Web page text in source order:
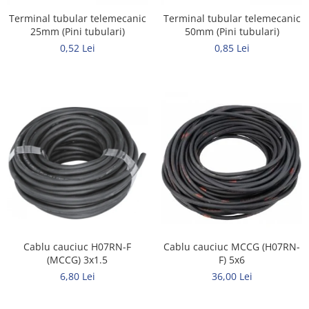
Metalice
Policarbonat
Senzori
Ventilatoare
Terminal tubular telemecanic
25mm (Pini tubulari)
0,52 Lei
Terminal tubular telemecanic
50mm (Pini tubulari)
0,85 Lei
Cablu cauciuc H07RN-F
(MCCG) 3x1.5
6,80 Lei
Cablu cauciuc MCCG (H07RN-
F) 5x6
36,00 Lei